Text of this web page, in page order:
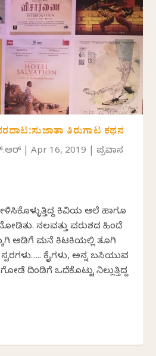
ತಿರುಗಾಟ ಕಥನ
|Apr 16, 2019 |ಪ್ರವಾಸ
ಕಿವಿಯ ಆಲೆ ಹಾಗೂ
ನಲವತ್ತು ವರುಶದ ಹಿಂದೆ
ಅಡಿಗೆ ಮನೆ ಕಿಟಕಿಯಲ್ಲಿ ತೂಗಿ
ಕೈಗಳು, ಅನ್ನ ಬಸಿಯುವ
ದಿಂಡಿಗೆ ಒದೆಕೊಟ್ಟು ನಿಲ್ಲುತ್ತಿದ್ದ